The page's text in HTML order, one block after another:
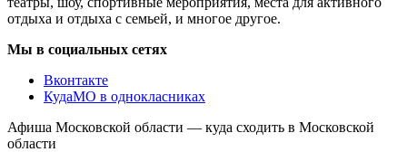
отдыха и отдыха с семьей, и многое другое.
Мы в социальных сетях
Вконтакте
КудаМО в однокласниках
Афиша Московской области — куда сходить в Московской
области